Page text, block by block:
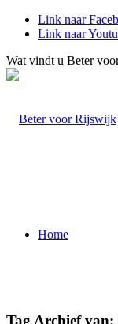
Link naar
Link naar
Wat vindt u Beter
Home
Tag Archief van: